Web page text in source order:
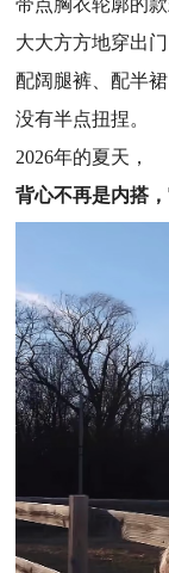
带点胸衣轮廓的款
大大方方地穿出门
配阔腿裤、配半裙
没有半点扭捏。
2026年的夏天，
背心不再是内搭，